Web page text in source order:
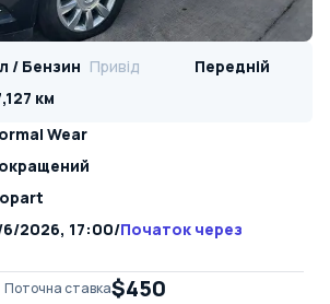
/ Бензин Привід
Передній
км
Wear
2026, 17:00/Початок через
Поточна ставка$450